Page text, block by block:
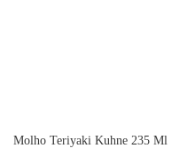
Oferta Exclusiva Site
Molho Teriyaki Kuhne 235 Ml